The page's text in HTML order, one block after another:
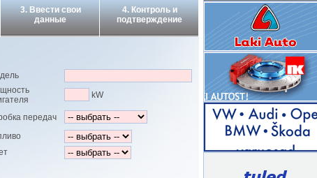
3. Ввести свои
данные
4. Контроль и
подтверждение
kW
передач